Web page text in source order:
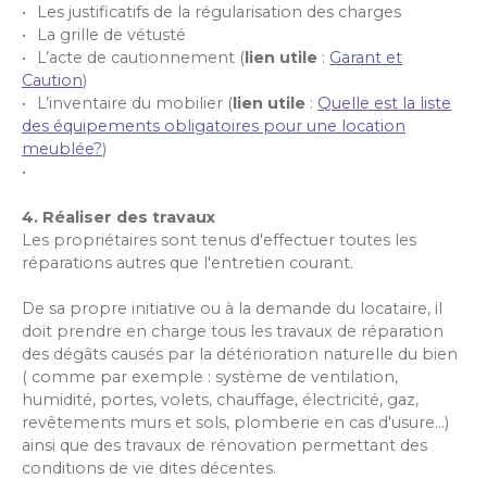
Les justificatifs de la régularisation des charges
La grille de vétusté
L’acte de cautionnement (lien utile : Garant et
Caution)
L’inventaire du mobilier (lien utile : Quelle est la liste
des équipements obligatoires pour une location
meublée?)
4. Réaliser des travaux
Les propriétaires sont tenus d'effectuer toutes les
réparations autres que l'entretien courant.
De sa propre initiative ou à la demande du locataire, il
doit prendre en charge tous les travaux de réparation
des dégâts causés par la détérioration naturelle du bien
( comme par exemple : système de ventilation,
humidité, portes, volets, chauffage, électricité, gaz,
revêtements murs et sols, plomberie en cas d'usure...)
ainsi que des travaux de rénovation permettant des
conditions de vie dites décentes.